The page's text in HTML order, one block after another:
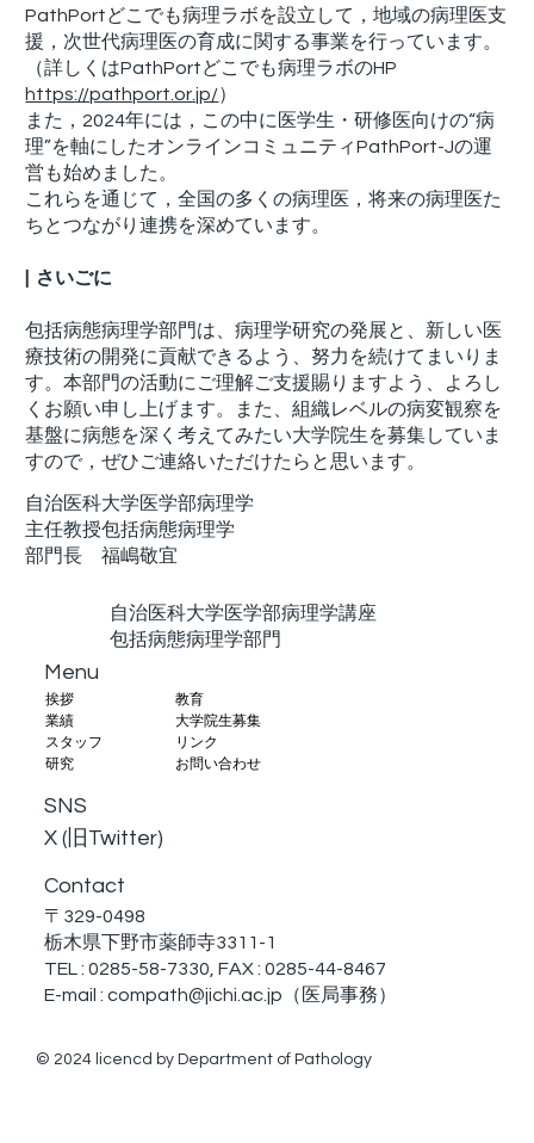
PathPortどこでも病理ラボを設立して，地域の病理医支
援，次世代病理医の育成に関する事業を行っています。
（詳しくはPathPortどこでも病理ラボのHP
https://pathport.or.jp/）
また，2024年には，この中に医学生・研修医向けの“病
理”を軸にしたオンラインコミュニティPathPort-Jの運
営も始めました。
これらを通じて，全国の多くの病理医，将来の病理医た
ちとつながり連携を深めています。
| さいごに
包括病態病理学部門は、病理学研究の発展と、新しい医
療技術の開発に貢献できるよう、努力を続けてまいりま
す。本部門の活動にご理解ご支援賜りますよう、よろし
くお願い申し上げます。また、組織レベルの病変観察を
基盤に病態を深く考えてみたい大学院生を募集していま
すので，ぜひご連絡いただけたらと思います。
自治医科大学医学部病理学
主任教授包括病態病理学
部門長 福嶋敬宜
自治医科大学医学部病理学講座
包括病態病理学部門
Menu
挨拶
業績
スタッフ
研究
教育
大学院生募集
リンク
お問い合わせ
SNS
X (旧Twitter)
〒329-0498
栃木県下野市薬師寺3311-1
TEL : 0285-58-7330, FAX : 0285-44-8467
E-mail :compath@jichi.ac.jp （医局事務）
Contact
© 2024 licencd by Department of Pathology